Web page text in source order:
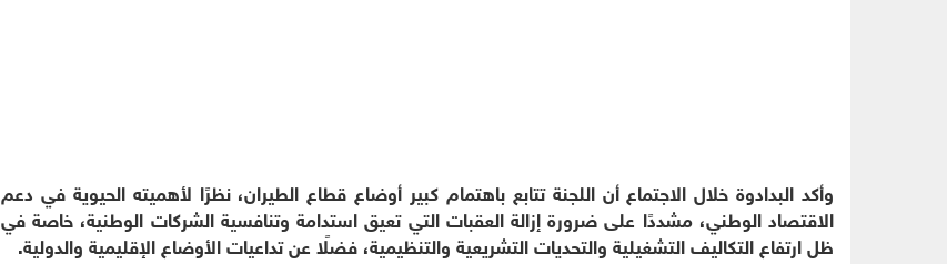
وأكد البدادوة خلال الاجتماع أن اللجنة تتابع باهتمام كبير أوضاع قطاع الطيران، نظرًا لأهميته الحيوية في دعم
الاقتصاد الوطني، مشددًا على ضرورة إزالة العقبات التي تعيق استدامة وتنافسية الشركات الوطنية، خاصة في
ظل ارتفاع التكاليف التشغيلية والتحديات التشريعية والتنظيمية، فضلًا عن تداعيات الأوضاع الإقليمية والدولية.